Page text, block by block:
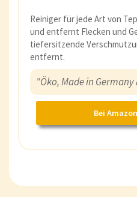
Reiniger für jede Art von
und entfernt Flecken und
tiefersitzende
entfernt.
"Öko, Made in
Bei